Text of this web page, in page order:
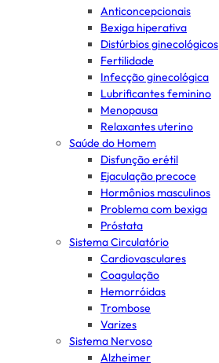
Anticoncepcionais
Bexiga hiperativa
Distúrbios ginecológicos
Fertilidade
Infecção ginecológica
Lubrificantes feminino
Menopausa
Relaxantes uterino
Saúde do Homem
Disfunção erétil
Ejaculação precoce
Hormônios masculinos
Problema com bexiga
Próstata
Sistema Circulatório
Cardiovasculares
Coagulação
Hemorróidas
Trombose
Varizes
Sistema Nervoso
Alzheimer